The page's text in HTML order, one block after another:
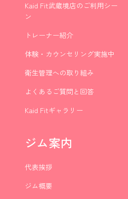
Kaid Fit武蔵境店のご利用シー
ン
トレーナー紹介
体験・カウンセリング実施中
衛生管理への取り組み
よくあるご質問と回答
Kaid Fitギャラリー
ジム案内
代表挨拶
ジム概要